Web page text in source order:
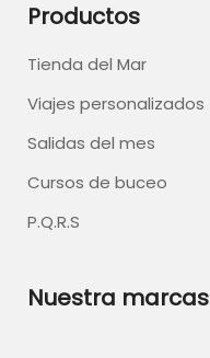
Productos
Tienda del Mar
Viajes personalizados
Salidas del mes
Cursos de buceo
P.Q.R.S
Nuestra marcas